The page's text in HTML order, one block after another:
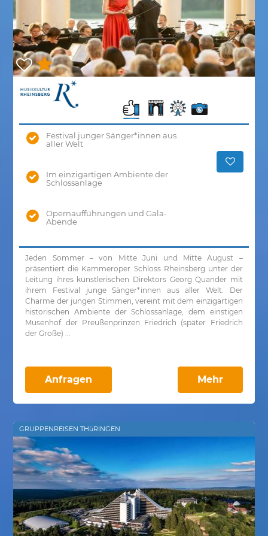
Festival junger Sänger*innen aus
aller Welt
Im einzigartigen Ambiente der
Schlossanlage
Opernaufführungen und Gala-
Abende
Jeden Sommer – von Mitte Juni und Mitte August –
präsentiert die Kammeroper Schloss Rheinsberg unter der
Leitung ihres künstlerischen Direktors Georg Quander mit
ihrem Festival junge Sänger*innen aus aller Welt. Der
Charme der jungen Stimmen, vereint mit dem einzigartigen
historischen Ambiente der Schlossanlage, dem einstigen
Musenhof der Preußenprinzen Friedrich (später Friedrich
der Große) ...
Anfragen Mehr
GRUPPENREISEN THüRINGEN